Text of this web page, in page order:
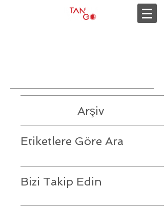
Arşiv
Etiketlere Göre Ara
Bizi Takip Edin